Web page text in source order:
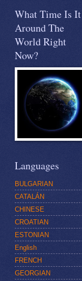
What Time Is It
Around The
World Right
Now?
Languages
BULGARIAN
CATALÁN
CHINESE
CROATIAN
ESTONIAN
English
FRENCH
GEORGIAN